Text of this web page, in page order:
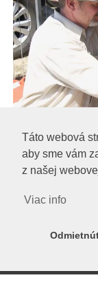
Táto webová
aby sme vám
z našej
Viac info
dojenie-kozy-koza-